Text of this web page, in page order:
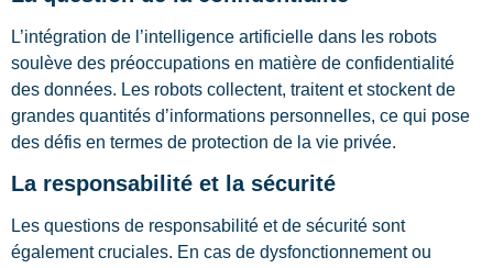
L’intégration de l’intelligence artificielle dans les robots
soulève des préoccupations en matière de confidentialité
des données. Les robots collectent, traitent et stockent de
grandes quantités d’informations personnelles, ce qui pose
des défis en termes de protection de la vie privée.
La responsabilité et la sécurité
Les questions de responsabilité et de sécurité sont
également cruciales. En cas de dysfonctionnement ou